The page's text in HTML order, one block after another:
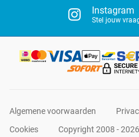
Instagram
Stel jouw
Algemene voorwaarden
Cookies
Copyright 2008 -